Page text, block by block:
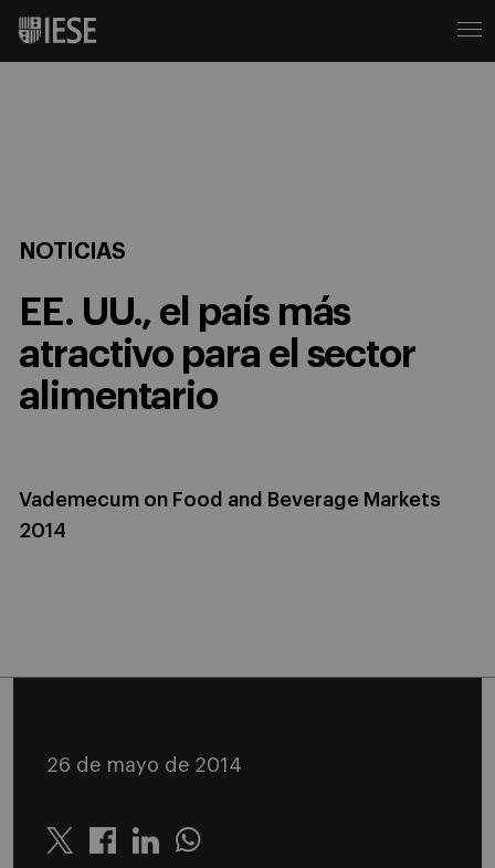
NOTICIAS
EE. UU., el país más
atractivo para el sector
alimentario
Vademecum on Food and Beverage Markets
2014
26 de mayo de 2014
Twitter LinkedinWhatsapp